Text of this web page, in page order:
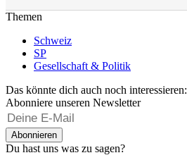
Themen
Schweiz
SP
Gesellschaft & Politik
Das könnte dich auch noch interessieren:
Abonniere unseren Newsletter
Abonnieren
Du hast uns was zu sagen?